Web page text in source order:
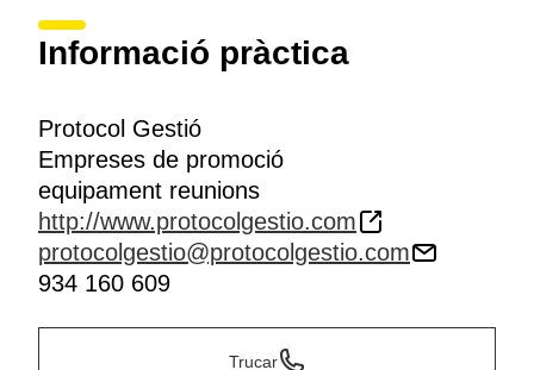
Informació pràctica
Protocol Gestió
Empreses de promoció
equipament reunions
http://www.protocolgestio.com
protocolgestio@protocolgestio.com
934 160 609
Trucar